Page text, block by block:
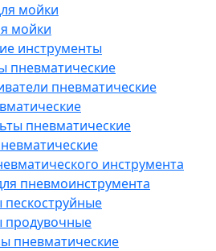
мойки
мойки
инструменты
пневматические
пневматические
пневматические
инструмента
пневмоинструмента
пескоструйные
продувочные
пневматические